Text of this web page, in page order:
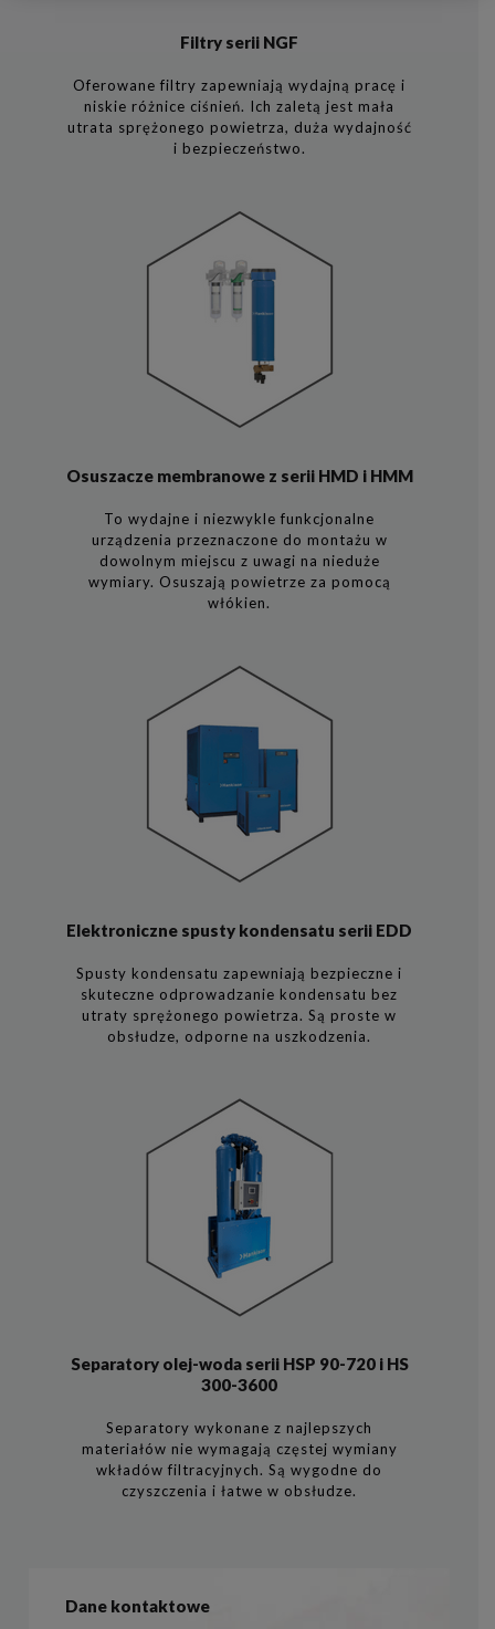
Filtry serii NGF
Oferowane filtry zapewniają wydajną pracę i
niskie różnice ciśnień. Ich zaletą jest mała
utrata sprężonego powietrza, duża wydajność
i bezpieczeństwo.
Osuszacze membranowe z serii HMD i HMM
To wydajne i niezwykle funkcjonalne
urządzenia przeznaczone do montażu w
dowolnym miejscu z uwagi na nieduże
wymiary. Osuszają powietrze za pomocą
włókien.
Elektroniczne spusty kondensatu serii EDD
Spusty kondensatu zapewniają bezpieczne i
skuteczne odprowadzanie kondensatu bez
utraty sprężonego powietrza. Są proste w
obsłudze, odporne na uszkodzenia.
Separatory olej-woda serii HSP 90-720 i HS
300-3600
Separatory wykonane z najlepszych
materiałów nie wymagają częstej wymiany
wkładów filtracyjnych. Są wygodne do
czyszczenia i łatwe w obsłudze.
Dane kontaktowe